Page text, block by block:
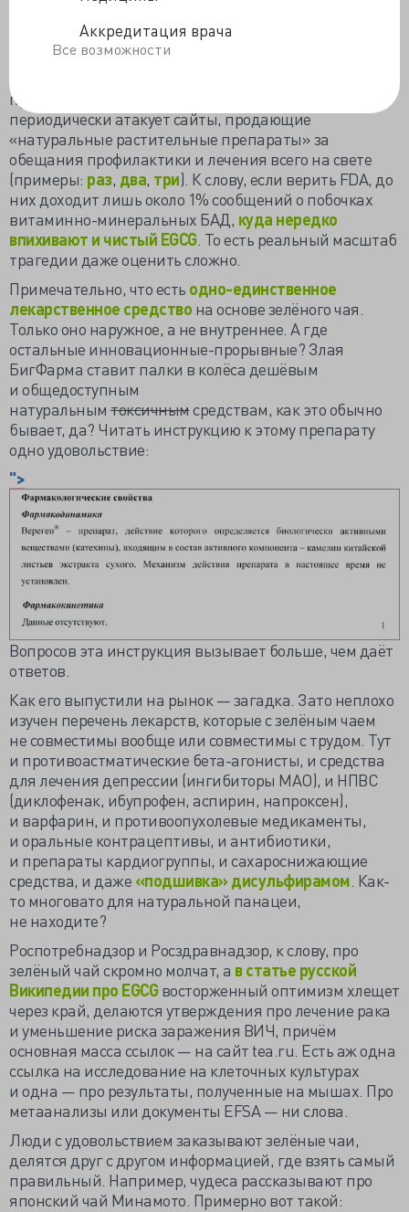
Аккредитация врача
Все возможности
уже 89 страниц.
самый масштабный анализ
Американская фармакопея, под их прицел попали 216
приёма БАД с экстрактом зелёного чая, а FDA
периодически атакует сайты, продающие
«натуральные растительные препараты» за
обещания профилактики и лечения всего на свете
(примеры: раз, два, три). К слову, если верить FDA, до
них доходит лишь около 1% сообщений о побочках
витаминно-минеральных БАД, куда нередко
впихивают и чистый EGCG. То есть реальный масштаб
трагедии даже оценить сложно.
Примечательно, что есть одно-единственное
лекарственное средство на основе зелёного чая.
Только оно наружное, а не внутреннее. А где
остальные инновационные-прорывные? Злая
БигФарма ставит палки в колёса дешёвым
и общедоступным
натуральным токсичнымсредствам, как это обычно
бывает, да? Читать инструкцию к этому препарату
одно удовольствие:
">
Вопросов эта инструкция вызывает больше, чем даёт
ответов.
Как его выпустили на рынок — загадка. Зато неплохо
изучен перечень лекарств, которые с зелёным чаем
не совместимы вообще или совместимы с трудом. Тут
и противоастматические бета-агонисты, и средства
для лечения депрессии (ингибиторы МАО), и НПВС
(диклофенак, ибупрофен, аспирин, напроксен),
и варфарин, и противоопухолевые медикаменты,
и оральные контрацептивы, и антибиотики,
и препараты кардиогруппы, и сахароснижающие
средства, и даже«подшивка» дисульфирамом . Как-
то многовато для натуральной панацеи,
не находите?
Роспотребнадзор и Росздравнадзор, к слову, про
зелёный чай скромно молчат, а в статье русской
Википедии про EGCGвосторженный оптимизм хлещет
через край, делаются утверждения про лечение рака
и уменьшение риска заражения ВИЧ, причём
основная масса ссылок — на сайт tea.ru. Есть аж одна
ссылка на исследование на клеточных культурах
и одна — про результаты, полученные на мышах. Про
метаанализы или документы EFSA — ни слова.
Люди с удовольствием заказывают зелёные чаи,
делятся друг с другом информацией, где взять самый
правильный. Например, чудеса рассказывают про
японский чай Минамото. Примерно вот такой: